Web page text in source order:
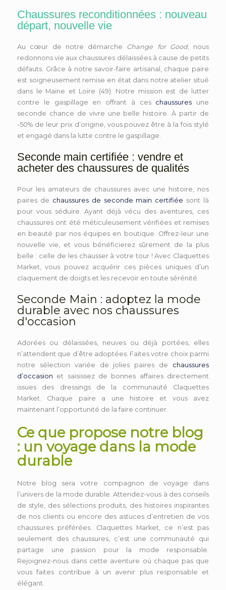
Chaussures reconditionnées : nouveau
départ, nouvelle vie
Au cœur de notre démarche Change for Good, nous
redonnons vie aux chaussures délaissées à cause de petits
défauts. Grâce à notre savoir-faire artisanal, chaque paire
est soigneusement remise en état dans notre atelier situé
dans le Maine et Loire (49). Notre mission est de lutter
contre le gaspillage en offrant à ces chaussures une
seconde chance de vivre une belle histoire. À partir de
-50% de leur prix d’origine, vous pouvez être à la fois stylé
et engagé dans la lutte contre le gaspillage.
Seconde main certifiée : vendre et
acheter des chaussures de qualités
Pour les amateurs de chaussures avec une histoire, nos
paires de chaussures de seconde main certifiée sont là
pour vous séduire. Ayant déjà vécu des aventures, ces
chaussures ont été méticuleusement vérifiées et remises
en beauté par nos équipes en boutique. Offrez-leur une
nouvelle vie, et vous bénéficierez sûrement de la plus
belle : celle de les chausser à votre tour ! Avec Claquettes
Market, vous pouvez acquérir ces pièces uniques d’un
claquement de doigts et les recevoir en toute sérénité.
Seconde Main : adoptez la mode
durable avec nos chaussures
d'occasion
Adorées ou délaissées, neuves ou déjà portées, elles
n’attendent que d’être adoptées. Faites votre choix parmi
notre sélection variée de jolies paires de chaussures
d’occasion et saisissez de bonnes affaires directement
issues des dressings de la communauté Claquettes
Market. Chaque paire a une histoire et vous avez
maintenant l’opportunité de la faire continuer.
Ce que propose notre blog
: un voyage dans la mode
durable
Notre blog sera votre compagnon de voyage dans
l’univers de la mode durable. Attendez-vous à des conseils
de style, des sélections produits, des histoires inspirantes
de nos clients ou encore des astuces d’entretien de vos
chaussures préférées. Claquettes Market, ce n’est pas
seulement des chaussures, c’est une communauté qui
partage une passion pour la mode responsable.
Rejoignez-nous dans cette aventure où chaque pas que
vous faites contribue à un avenir plus responsable et
élégant.